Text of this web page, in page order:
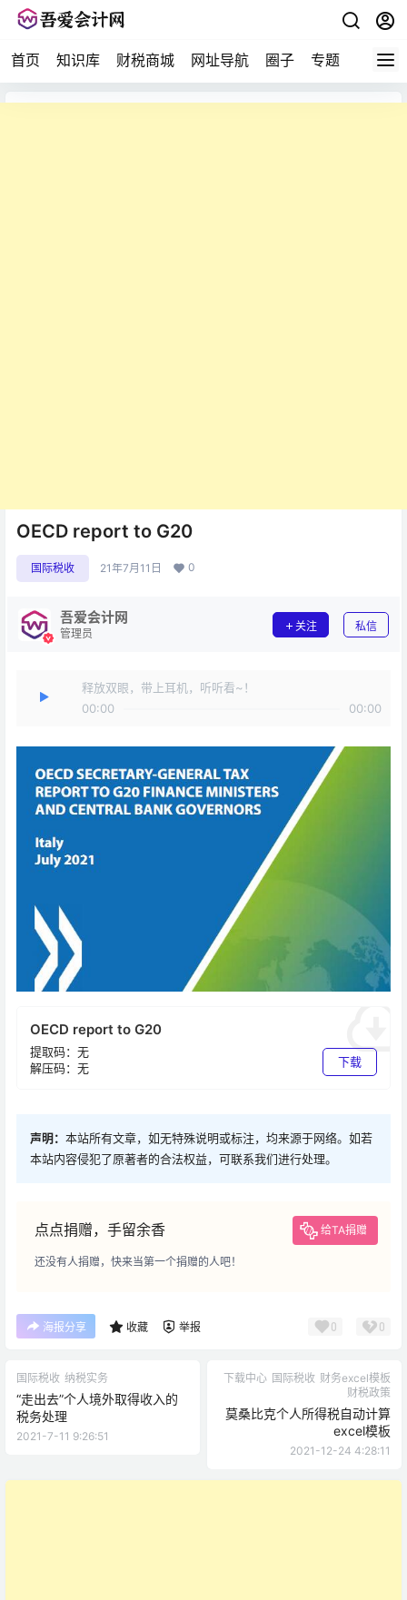
首页 知识库 财税商城 网址导航 圈子 专题 会计问
OECD report to G20
国际税收 21年7月11日 0
吾爱会计网
管理员
关注 私信
释放双眼，带上耳机，听听看~！
00:00
00:00
OECD report to G20
提取码：无
解压码：无
下载
声明： 本站所有文章，如无特殊说明或标注，均来源于网络。如若
本站内容侵犯了原著者的合法权益，可联系我们进行处理。
点点捐赠，手留余香 给TA捐赠
还没有人捐赠，快来当第一个捐赠的人吧！
海报分享 收藏 举报 0 0
国际税收 纳税实务
“走出去”个人境外取得收入的
税务处理
2021-7-11 9:26:51
下载中心 国际税收 财务excel模板
财税政策
莫桑比克个人所得税自动计算
excel模板
2021-12-24 4:28:11